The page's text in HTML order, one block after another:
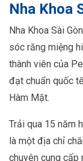
Nha Khoa
Nha Khoa Sài
sóc răng miệng
thành viên của
đạt chuẩn quốc
Hàm Mặt.
Trải qua 15 năm
là một địa chỉ
chuyên cung cấp